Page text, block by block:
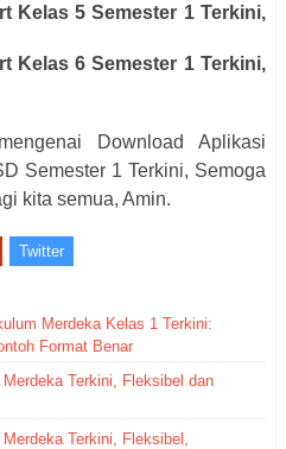
Kelas 5 Semester 1 Terkini,
Kelas 6 Semester 1 Terkini,
Download Aplikasi
Semester 1 Terkini, Semoga
kita semua, Amin.
Twitter
Merdeka Kelas 1 Terkini:
Format Benar
Terkini, Fleksibel dan
Terkini, Fleksibel,